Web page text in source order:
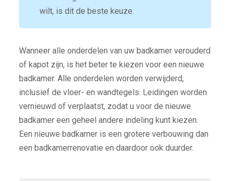
wilt, is dit de beste keuze.
Wanneer alle onderdelen van uw badkamer verouderd
of kapot zijn, is het beter te kiezen voor een nieuwe
badkamer. Alle onderdelen worden verwijderd,
inclusief de vloer- en wandtegels. Leidingen worden
vernieuwd of verplaatst, zodat u voor de nieuwe
badkamer een geheel andere indeling kunt kiezen.
Een nieuwe badkamer is een grotere verbouwing dan
een badkamerrenovatie en daardoor ook duurder.